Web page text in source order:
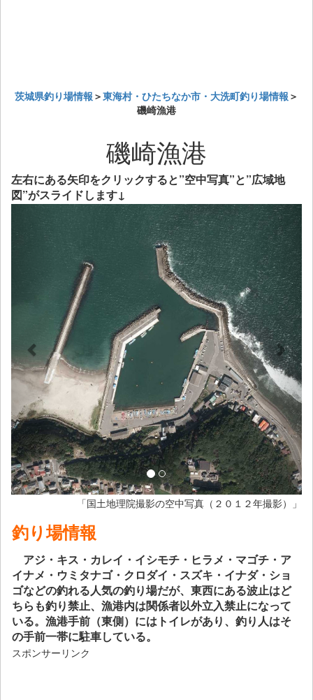
茨城県釣り場情報 ＞東海村・ひたちなか市・大洗町釣り場情報 ＞
磯崎漁港
磯崎漁港
左右にある矢印をクリックすると”空中写真”と”広域地
図”がスライドします↓
Previous Next
「国土地理院撮影の空中写真（２０１２年撮影）」
釣り場情報
アジ・キス・カレイ・イシモチ・ヒラメ・マゴチ・ア
イナメ・ウミタナゴ・クロダイ・スズキ・イナダ・ショ
ゴなどの釣れる人気の釣り場だが、東西にある波止はど
ちらも釣り禁止、漁港内は関係者以外立入禁止になって
いる。漁港手前（東側）にはトイレがあり、釣り人はそ
の手前一帯に駐車している。
スポンサーリンク